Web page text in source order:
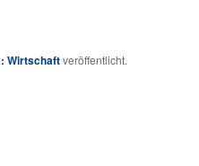
Wirtschaftveröffentlicht.